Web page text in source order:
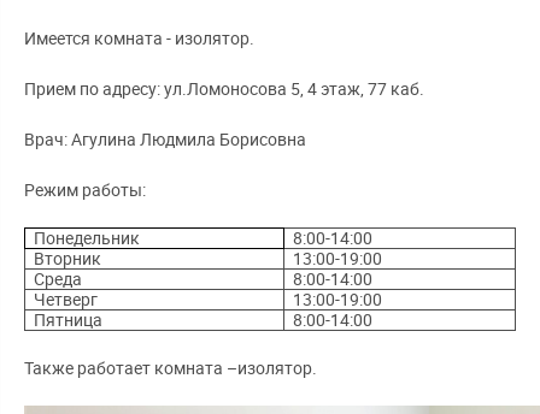
Имеется комната - изолятор.
Прием по адресу: ул.Ломоносова 5, 4 этаж, 77 каб.
Врач: Агулина Людмила Борисовна
Режим работы:
Понедельник
8:00-14:00
Вторник
13:00-19:00
Среда
8:00-14:00
Четверг
13:00-19:00
Пятница
8:00-14:00
Также работает комната –изолятор.